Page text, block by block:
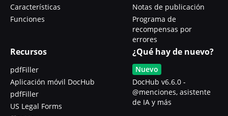
Características
Funciones
Notas de publicación
Programa de
recompensas por
errores
Recursos
pdfFiller
Aplicación móvil DocHub
pdfFiller
US Legal Forms
¿Qué hay de nuevo?
Nuevo
DocHub v6.6.0 -
@menciones, asistente
de IA y más